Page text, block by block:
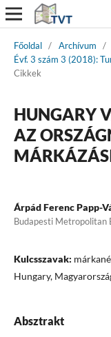
Főoldal / Archívum
/
Évf. 3 szám 3 (2018):
Cikkek
HUNGARY
AZ
Árpád Ferenc Papp-
Budapesti Metropolitan
Kulcsszavak:
Hungary,
Absztrakt